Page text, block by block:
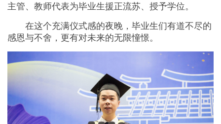
主管、教师代表为毕业生援正流苏、授予学位。
在这个充满仪式感的夜晚，毕业生们有道不尽的
感恩与不舍，更有对未来的无限憧憬。